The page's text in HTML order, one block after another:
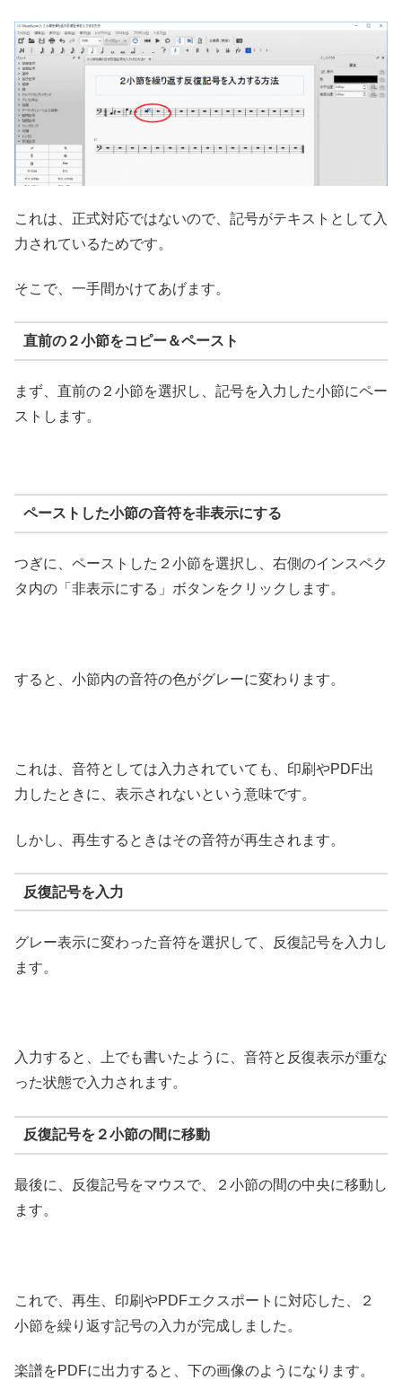
これは、正式対応ではないので、記号がテキストとして入
力されているためです。
そこで、一手間かけてあげます。
直前の２小節をコピー＆ペースト
まず、直前の２小節を選択し、記号を入力した小節にペー
ストします。
ペーストした小節の音符を非表示にする
つぎに、ペーストした２小節を選択し、右側のインスペク
タ内の「非表示にする」ボタンをクリックします。
すると、小節内の音符の色がグレーに変わります。
これは、音符としては入力されていても、印刷やPDF出
力したときに、表示されないという意味です。
しかし、再生するときはその音符が再生されます。
反復記号を入力
グレー表示に変わった音符を選択して、反復記号を入力し
ます。
入力すると、上でも書いたように、音符と反復表示が重な
った状態で入力されます。
反復記号を２小節の間に移動
最後に、反復記号をマウスで、２小節の間の中央に移動し
ます。
これで、再生、印刷やPDFエクスポートに対応した、２
小節を繰り返す記号の入力が完成しました。
楽譜をPDFに出力すると、下の画像のようになります。